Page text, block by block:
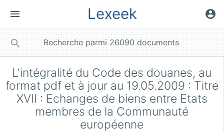
menu Lexeek account_circle
search
L'intégralité du Code des douanes, au
format pdf et à jour au 19.05.2009 : Titre
XVII : Echanges de biens entre Etats
membres de la Communauté
européenne